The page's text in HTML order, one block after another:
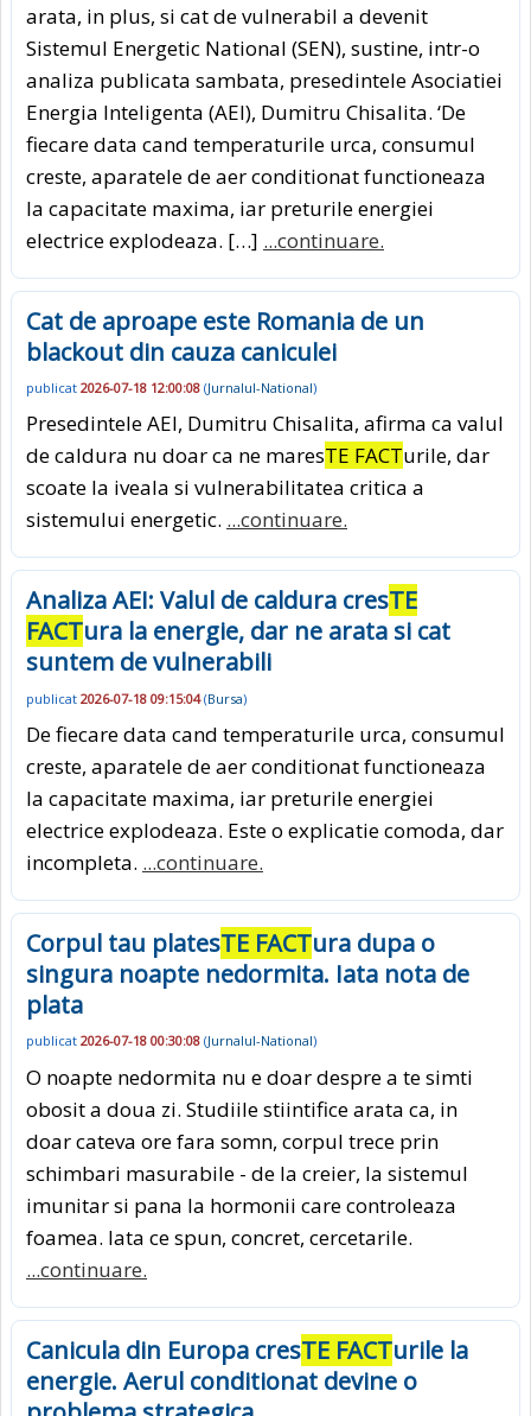
arata, in plus, si cat de vulnerabil a devenit
Sistemul Energetic National (SEN), sustine, intr-o
analiza publicata sambata, presedintele Asociatiei
Energia Inteligenta (AEI), Dumitru Chisalita. ‘De
fiecare data cand temperaturile urca, consumul
creste, aparatele de aer conditionat functioneaza
la capacitate maxima, iar preturile energiei
electrice explodeaza. […] ...continuare.
Cat de aproape este Romania de un
blackout din cauza caniculei
publicat 2026-07-18 12:00:08 (Jurnalul-National)
Presedintele AEI, Dumitru Chisalita, afirma ca valul
de caldura nu doar ca ne maresTE FACTurile, dar
scoate la iveala si vulnerabilitatea critica a
sistemului energetic. ...continuare.
Analiza AEI: Valul de caldura cresTE
FACTura la energie, dar ne arata si cat
suntem de vulnerabili
publicat 2026-07-18 09:15:04(Bursa)
De fiecare data cand temperaturile urca, consumul
creste, aparatele de aer conditionat functioneaza
la capacitate maxima, iar preturile energiei
electrice explodeaza. Este o explicatie comoda, dar
incompleta. ...continuare.
Corpul tau platesTE FACTura dupa o
singura noapte nedormita. Iata nota de
plata
publicat 2026-07-18 00:30:08 (Jurnalul-National)
O noapte nedormita nu e doar despre a te simti
obosit a doua zi. Studiile stiintifice arata ca, in
doar cateva ore fara somn, corpul trece prin
schimbari masurabile - de la creier, la sistemul
imunitar si pana la hormonii care controleaza
foamea. Iata ce spun, concret, cercetarile.
...continuare.
Canicula din Europa cresTE FACTurile la
energie. Aerul conditionat devine o